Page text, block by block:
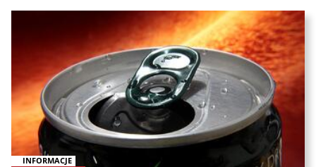
INFORMACJE